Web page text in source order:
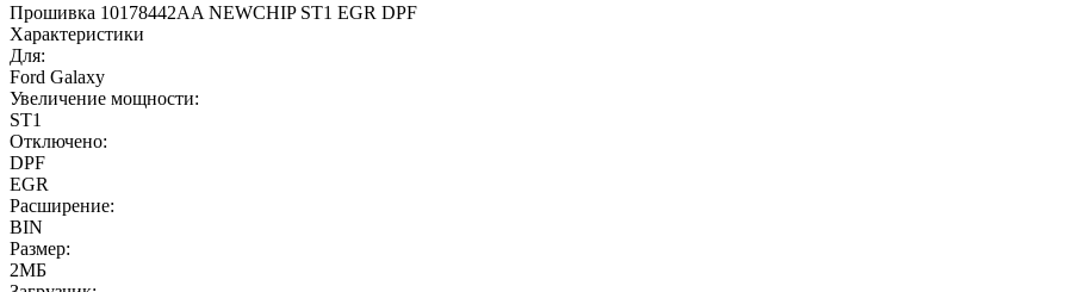
Прошивка 10178442AA NEWCHIP ST1 EGR DPF
Характеристики
Для:
Ford Galaxy
Увеличение мощности:
ST1
Отключено:
DPF
EGR
Расширение:
BIN
Размер:
2МБ